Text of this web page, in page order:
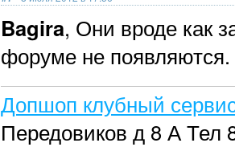
Bagira, Они вроде как
форуме не появляются.
Допшоп клубный
Передовиков д 8 А Тел